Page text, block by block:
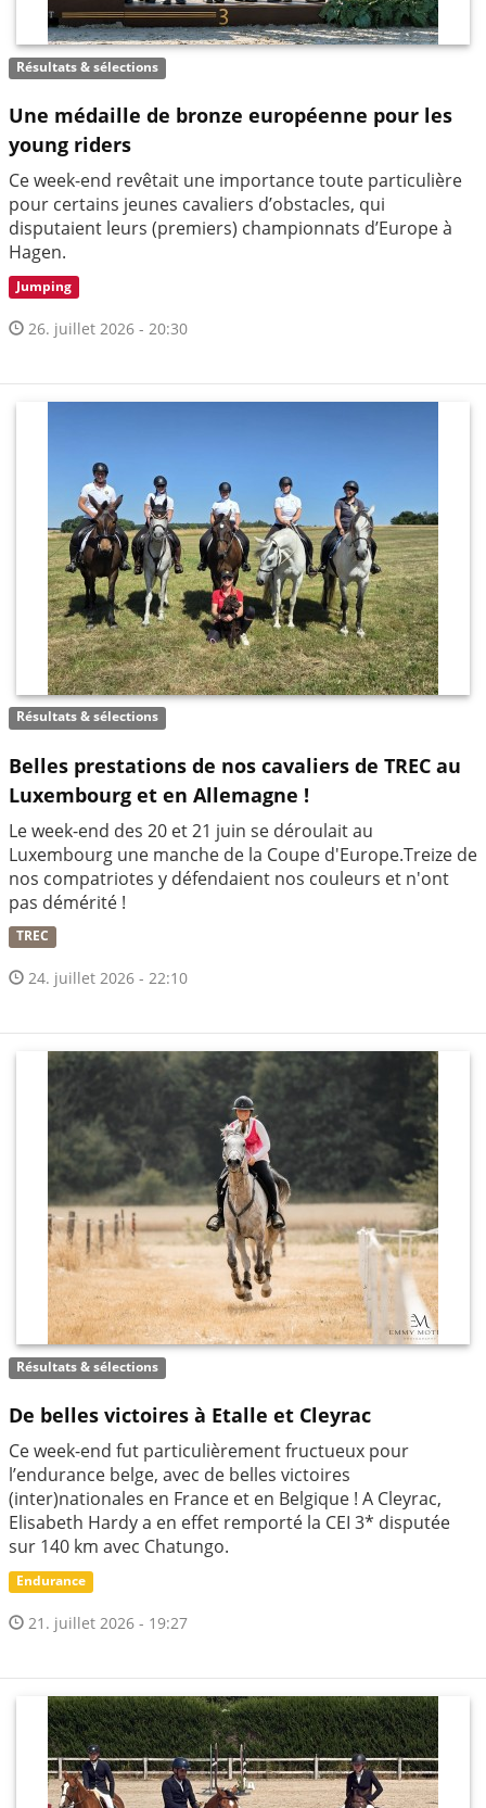
Résultats & sélections
Une médaille de bronze européenne pour les
young riders
Ce week-end revêtait une importance toute particulière
pour certains jeunes cavaliers d’obstacles, qui
disputaient leurs (premiers) championnats d’Europe à
Hagen.
Jumping
26. juillet 2026 - 20:30
Résultats & sélections
Belles prestations de nos cavaliers de TREC au
Luxembourg et en Allemagne !
Le week-end des 20 et 21 juin se déroulait au
Luxembourg une manche de la Coupe d'Europe.Treize de
nos compatriotes y défendaient nos couleurs et n'ont
pas démérité !
TREC
24. juillet 2026 - 22:10
Résultats & sélections
De belles victoires à Etalle et Cleyrac
Ce week-end fut particulièrement fructueux pour
l’endurance belge, avec de belles victoires
(inter)nationales en France et en Belgique ! A Cleyrac,
Elisabeth Hardy a en effet remporté la CEI 3* disputée
sur 140 km avec Chatungo.
Endurance
21. juillet 2026 - 19:27